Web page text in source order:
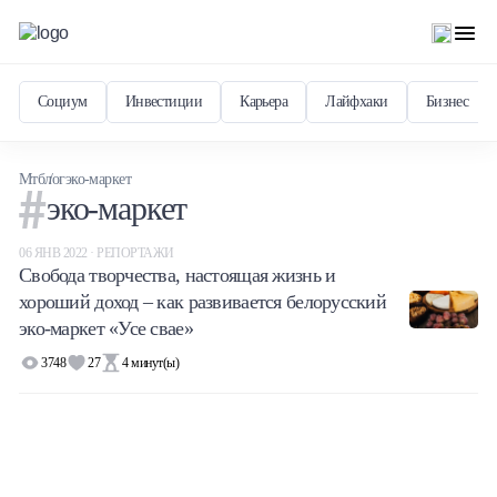
Социум Инвестиции Карьера Лайфхаки Бизнес
Мтблогэко-маркет
эко-маркет
06 ЯНВ 2022 · РЕПОРТАЖИ
Свобода творчества, настоящая жизнь и
хороший доход – как развивается белорусский
эко-маркет «Усе свае»
3748 27 4минут(ы)